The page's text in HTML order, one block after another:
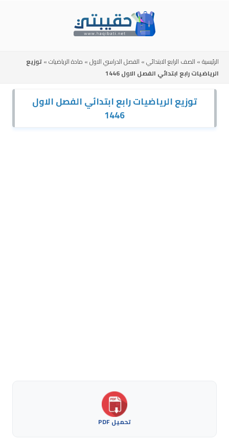
الرئيسية» الصف الرابع الابتدائي» الفصل الدراسي الاول» مادة الرياضيات»توزيع
الرياضيات رابع ابتدائي الفصل الاول 1446
توزيع الرياضيات رابع ابتدائي الفصل الاول
1446
تحميل PDF